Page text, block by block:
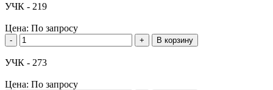
УЧК - 219
Цена: По запросу
- + В корзину
УЧК - 273
Цена: По запросу